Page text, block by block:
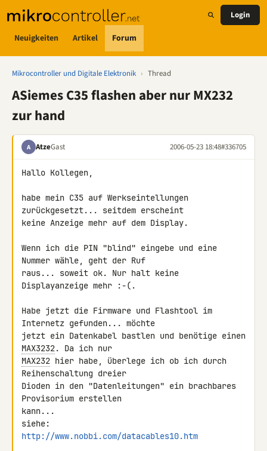
Neuigkeiten Artikel Forum
Login
Mikrocontroller und Digitale Elektronik › Thread
ASiemes C35 flashen aber nur MX232
zur hand
A AtzeGast 2006-05-23 18:48#336705
Hallo Kollegen,
habe mein C35 auf Werkseintellungen
zurückgesetzt... seitdem erscheint
keine Anzeige mehr auf dem Display.
Wenn ich die PIN "blind" eingebe und eine
Nummer wähle, geht der Ruf
raus... soweit ok. Nur halt keine
Displayanzeige mehr :-(.
Habe jetzt die Firmware und Flashtool im
Internetz gefunden... möchte
MAX3232
MAX232 hier habe, überlege ich ob ich durch
Reihenschaltung dreier
Dioden in den "Datenleitungen" ein brachbares
Provisorium erstellen
kann...
http://www.nobbi.com/datacables10.htm